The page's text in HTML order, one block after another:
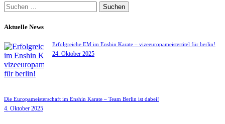
Suchen
nach:
Aktuelle News
Erfolgreiche EM im Enshin Karate – vizeeuropameistertitel für berlin!
24. Oktober 2025
Die Europameisterschaft im Enshin Karate – Team Berlin ist dabei!
4. Oktober 2025